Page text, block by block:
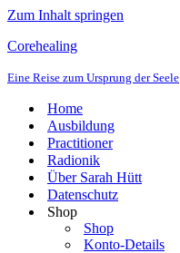
Zum Inhalt springen
Corehealing
Eine Reise zum Ursprung der Seele
Home
Ausbildung
Practitioner
Radionik
Über Sarah Hütt
Datenschutz
Shop
Shop
Konto-Details